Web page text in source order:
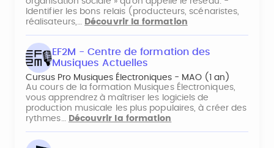
Identifier les bons relais (producteurs, scénaristes,
réalisateurs,… Découvrir la formation
EF2M - Centre de formation des
Musiques Actuelles
Cursus Pro Musiques Électroniques - MAO (1 an)
Au cours de la formation Musiques Électroniques,
vous apprendrez à maîtriser les logiciels de
production musicale les plus populaires, à créer des
rythmes…
Découvrir la formation